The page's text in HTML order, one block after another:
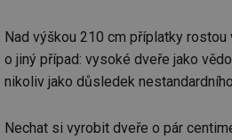
Nad výškou 210 cm příplatky rostou
o jiný případ: vysoké dveře jako
nikoliv jako důsledek
Nechat si vyrobit dveře o pár